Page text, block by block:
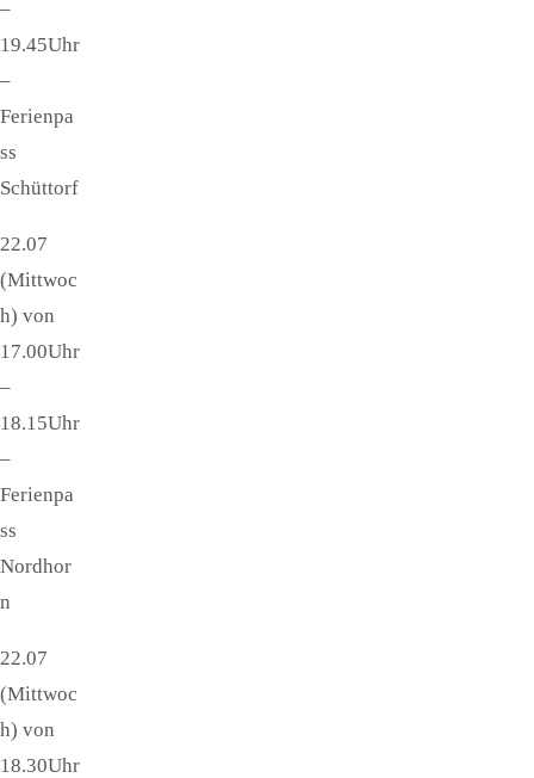
–
19.45Uhr
–
Ferienpa
ss
Schüttorf
22.07
(Mittwoc
h) von
17.00Uhr
–
18.15Uhr
–
Ferienpa
ss
Nordhor
n
22.07
(Mittwoc
h) von
18.30Uhr